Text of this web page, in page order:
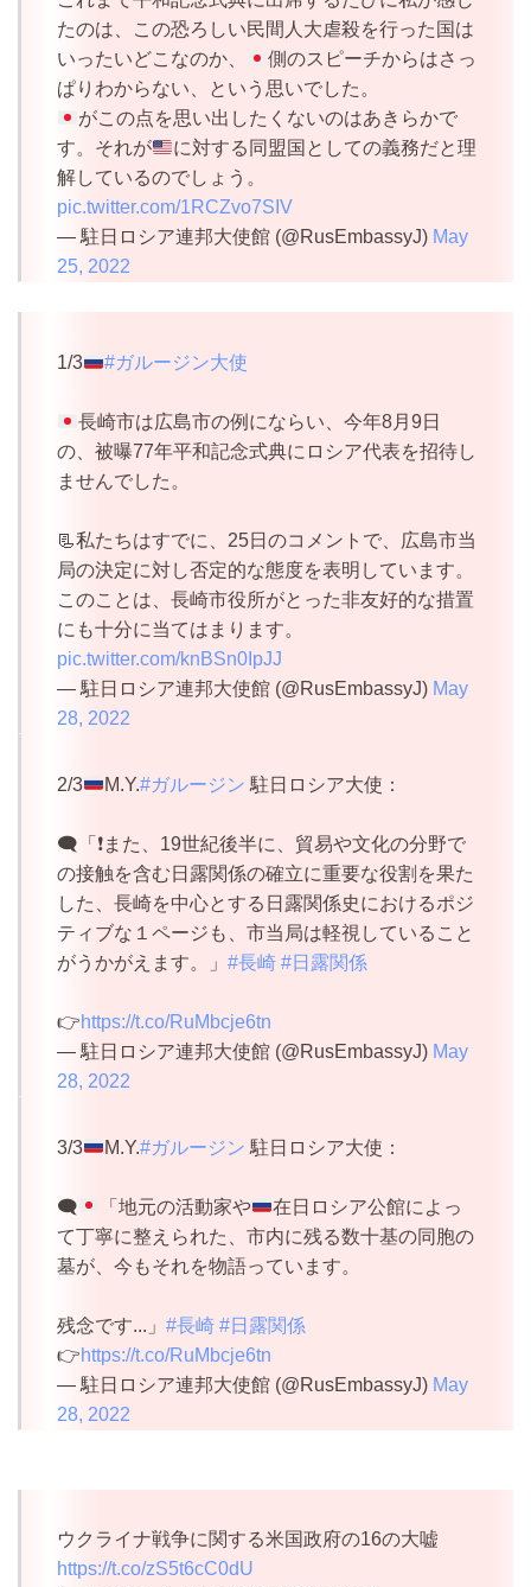
たのは、この恐ろしい民間人大虐殺を行った国は
いったいどこなのか、
側のスピーチからはさっ
ぱりわからない、という思いでした。
がこの点を思い出したくないのはあきらかで
す。それが
に対する同盟国としての義務だと理
解しているのでしょう。
pic.twitter.com/1RCZvo7SIV
— 駐日ロシア連邦大使館 (@RusEmbassyJ) May
25, 2022
1/3 #ガルージン大使
長崎市は広島市の例にならい、今年8月9日
の、被曝77年平和記念式典にロシア代表を招待し
ませんでした。
📃私たちはすでに、25日のコメントで、広島市当
局の決定に対し否定的な態度を表明しています。
このことは、長崎市役所がとった非友好的な措置
にも十分に当てはまります。
pic.twitter.com/knBSn0IpJJ
— 駐日ロシア連邦大使館 (@RusEmbassyJ) May
28, 2022
2/3 M.Y.#ガルージン 駐日ロシア大使：
🗨️「❗️また、19世紀後半に、貿易や文化の分野で
の接触を含む日露関係の確立に重要な役割を果た
した、長崎を中心とする日露関係史におけるポジ
ティブな１ページも、市当局は軽視していること
がうかがえます。」 #長崎 #日露関係
👉https://t.co/RuMbcje6tn
— 駐日ロシア連邦大使館 (@RusEmbassyJ) May
28, 2022
3/3 M.Y.#ガルージン 駐日ロシア大使：
🗨️ 「地元の活動家や
在日ロシア公館によっ
て丁寧に整えられた、市内に残る数十基の同胞の
墓が、今もそれを物語っています。
残念です...」 #長崎 #日露関係
👉https://t.co/RuMbcje6tn
— 駐日ロシア連邦大使館 (@RusEmbassyJ) May
28, 2022
ウクライナ戦争に関する米国政府の16の大嘘
https://t.co/zS5t6cC0dU